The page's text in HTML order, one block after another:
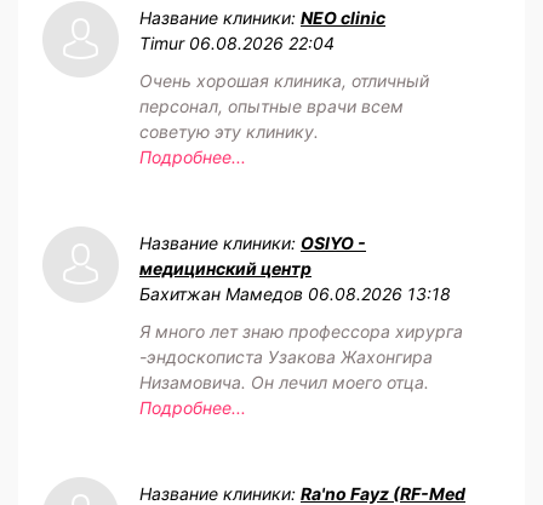
Название клиники: NEO clinic
Timur 06.08.2026 22:04
Очень хорошая клиника, отличный
персонал, опытные врачи всем
советую эту клинику.
Подробнее...
Название клиники: OSIYO -
медицинский центр
Бахитжан Мамедов 06.08.2026 13:18
Я много лет знаю профессора хирурга
-эндоскописта Узакова Жахонгира
Низамовича. Он лечил моего отца.
Подробнее...
Название клиники: Ra'no Fayz (RF-Med